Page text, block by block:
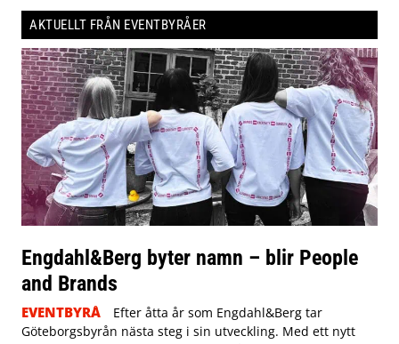
AKTUELLT FRÅN EVENTBYRÅER
Engdahl&Berg byter namn – blir People
and Brands
EVENTBYRÅ
Efter åtta år som Engdahl&Berg tar
Göteborgsbyrån nästa steg i sin utveckling. Med ett nytt